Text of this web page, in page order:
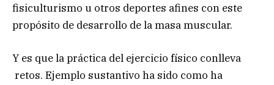
fisiculturismo u otros deportes afines con este
propósito de desarrollo de la masa muscular.
Y es que la práctica del ejercicio físico conlleva
retos. Ejemplo sustantivo ha sido como ha